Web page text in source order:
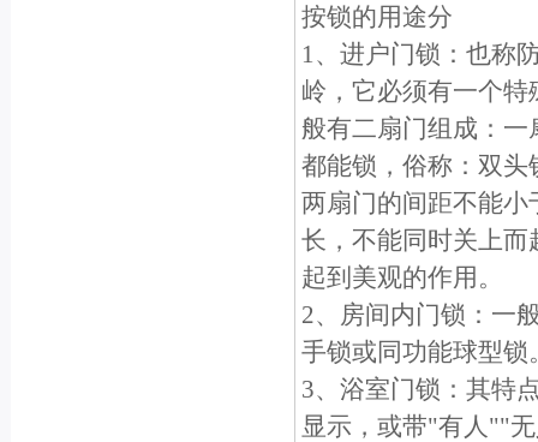
按锁的用途分
1、进户门锁：也称
岭，它必须有一个
般有二扇门组成：
都能锁，俗称：双
两扇门的间距不能小
长，不能同时关上
起到美观的作用。
2、房间内门锁：一
手锁或同功能球型锁
3、浴室门锁：其特
显示，或带"有人""